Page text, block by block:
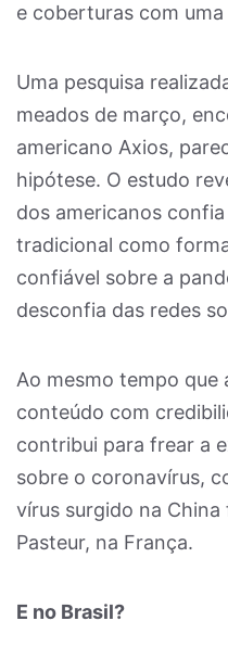
e coberturas com
Uma pesquisa
meados de março,
americano Axios,
hipótese. O estudo
dos americanos
tradicional como
confiável sobre a
desconfia das redes
Ao mesmo tempo que
conteúdo com
contribui para frear a
sobre o coronavírus,
vírus surgido na
Pasteur, na França.
E no Brasil?